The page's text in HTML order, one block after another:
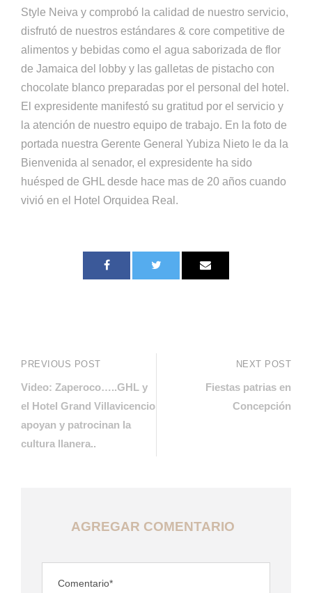
Style Neiva y comprobó la calidad de nuestro servicio,
disfrutó de nuestros estándares & core competitive de
alimentos y bebidas como el agua saborizada de flor
de Jamaica del lobby y las galletas de pistacho con
chocolate blanco preparadas por el personal del hotel.
El expresidente manifestó su gratitud por el servicio y
la atención de nuestro equipo de trabajo. En la foto de
portada nuestra Gerente General Yubiza Nieto le da la
Bienvenida al senador, el expresidente ha sido
huésped de GHL desde hace mas de 20 años cuando
vivió en el Hotel Orquidea Real.
PREVIOUS POST
Video: Zaperoco…..GHL y
el Hotel Grand Villavicencio
apoyan y patrocinan la
cultura llanera..
NEXT POST
Fiestas patrias en
Concepción
AGREGAR COMENTARIO